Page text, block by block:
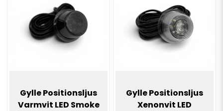
Gylle Positionsljus
Varmvit LED Smoke
Gylle Positionsljus
Xenonvit LED